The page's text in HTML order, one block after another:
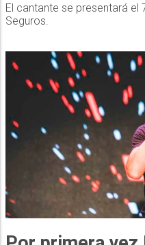
El cantante se presentará el
Seguros.